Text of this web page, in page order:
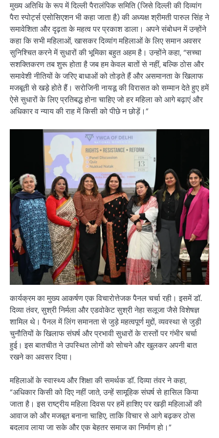
मुख्य अतिथि के रूप में दिल्ली पैरालंपिक समिति (जिसे दिल्ली की दिव्यांग
पैरा स्पोर्ट्स एसोसिएशन भी कहा जाता है) की अध्यक्ष श्रीमती पारुल सिंह ने
समावेशिता और दृढ़ता के महत्व पर प्रकाश डाला। अपने संबोधन में उन्होंने
कहा कि सभी महिलाओं, खासकर दिव्यांग महिलाओं के लिए समान अवसर
सुनिश्चित करने में सुधारों की भूमिका बहुत अहम है। उन्होंने कहा, “सच्चा
सशक्तिकरण तब शुरू होता है जब हम केवल बातों से नहीं, बल्कि ठोस और
समावेशी नीतियों के जरिए बाधाओं को तोड़ते हैं और असमानता के खिलाफ
मजबूती से खड़े होते हैं। सरोजिनी नायडू की विरासत को सम्मान देते हुए हमें
ऐसे सुधारों के लिए प्रतिबद्ध होना चाहिए जो हर महिला को आगे बढ़ाएं और
अधिकार व न्याय की राह में किसी को पीछे न छोड़ें।”
कार्यक्रम का मुख्य आकर्षण एक विचारोत्तेजक पैनल चर्चा रही। इसमें डॉ.
दिव्या तंवर, सुश्री निर्मला और एडवोकेट सुश्री नेहा सलूजा जैसे विशेषज्ञ
शामिल थे। पैनल में लिंग समानता से जुड़े महत्वपूर्ण मुद्दों, व्यवस्था से जुड़ी
चुनौतियों के खिलाफ संघर्ष और प्रभावी सुधारों के रास्तों पर गंभीर चर्चा
हुई। इस बातचीत ने उपस्थित लोगों को सोचने और खुलकर अपनी बात
रखने का अवसर दिया।
महिलाओं के स्वास्थ्य और शिक्षा की समर्थक डॉ. दिव्या तंवर ने कहा,
“अधिकार किसी को दिए नहीं जाते, उन्हें सामूहिक संघर्ष से हासिल किया
जाता है। इस राष्ट्रीय महिला दिवस पर हमें हाशिए पर खड़ी महिलाओं की
आवाज को और मजबूत बनाना चाहिए, ताकि विचार से आगे बढ़कर ठोस
बदलाव लाया जा सके और एक बेहतर समाज का निर्माण हो।”